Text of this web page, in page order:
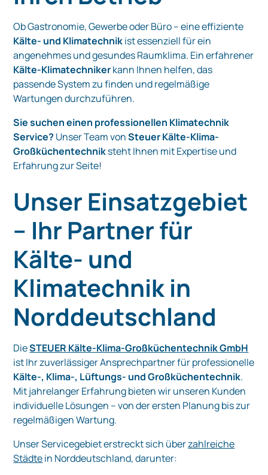
Ob Gastronomie, Gewerbe oder Büro – eine effiziente
Kälte- und Klimatechnikist essenziell für ein
angenehmes und gesundes Raumklima. Ein erfahrener
Kälte-Klimatechnikerkann Ihnen helfen, das
passende System zu finden und regelmäßige
Wartungen durchzuführen.
Sie suchen einen professionellen Klimatechnik
Service? Unser Team vonSteuer Kälte-Klima-
Großküchentechniksteht Ihnen mit Expertise und
Erfahrung zur Seite!
Unser Einsatzgebiet
– Ihr Partner für
Kälte- und
Klimatechnik in
Norddeutschland
DieSTEUER Kälte-Klima-Großküchentechnik GmbH
ist Ihr zuverlässiger Ansprechpartner für professionelle
Kälte-, Klima-, Lüftungs- und Großküchentechnik.
Mit jahrelanger Erfahrung bieten wir unseren Kunden
individuelle Lösungen – von der ersten Planung bis zur
regelmäßigen Wartung.
Unser Servicegebiet erstreckt sich überzahlreiche
Städtein Norddeutschland, darunter: